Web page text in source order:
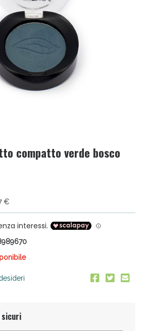
compatto verde bosco
€
sicuri
oggi Sconto extra fino al
Sconto fino al 40% valido